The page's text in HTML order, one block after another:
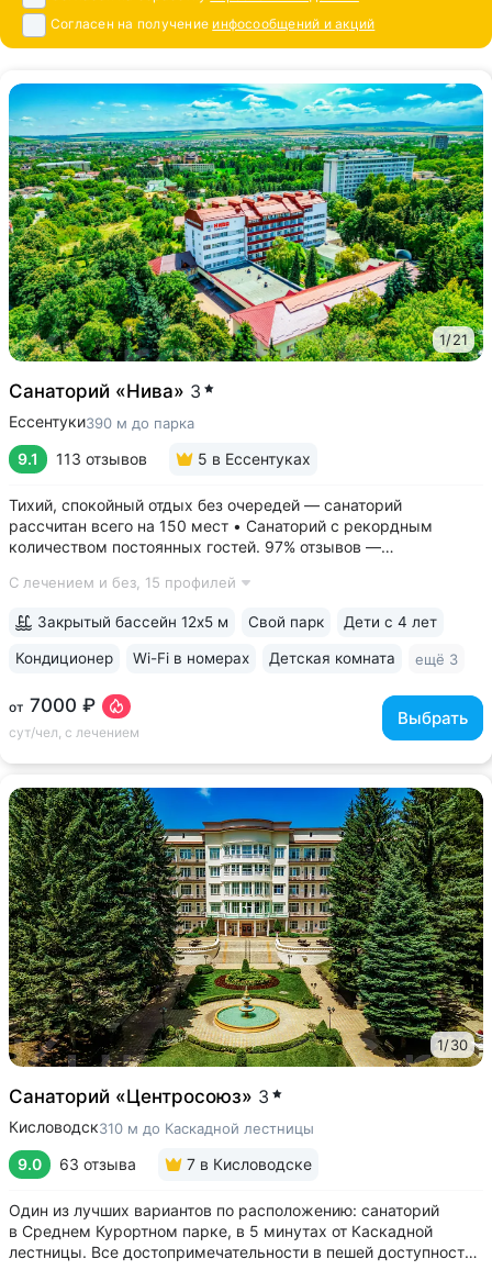
Согласен на получение инфосообщений и акций
1/21
Санаторий «Нива» 3
Ессентуки390 м до парка
9.1 113 отзывов 5 в Ессентуках
Тихий, спокойный отдых без очередей — санаторий
рассчитан всего на 150 мест • Санаторий с рекордным
количеством постоянных гостей. 97% отзывов —
до Грязелечебницы им. Семашко и бюветов минеральной
С лечением и без, 15 профилей
от 7000 ₽
сут/чел, с лечением
Выбрать
Закрытый бассейн 12х5 м Свой парк Дети с 4 лет
Кондиционер Wi-Fi в номерах Детская комната ещё 3
1/30
Санаторий «Центросоюз» 3
Кисловодск310 м до Каскадной лестницы
9.0 63 отзыва 7 в Кисловодске
Один из лучших вариантов по расположению: санаторий
в Среднем Курортном парке, в 5 минутах от Каскадной
лестницы. Все достопримечательности в пешей доступности